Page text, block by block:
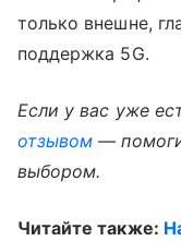
только внешне,
поддержка 5G.
Если у вас уже
отзывом —
выбором.
Читайте также: